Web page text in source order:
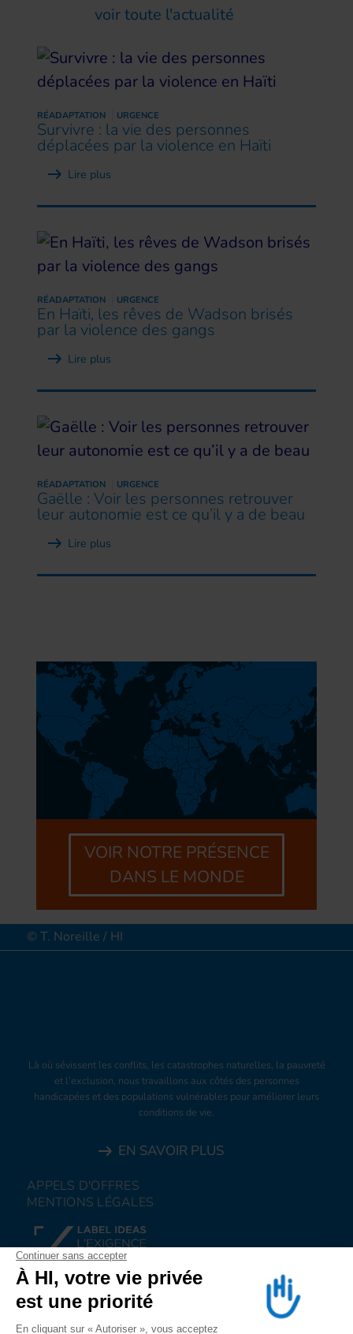
voir toute l'actualité
RÉADAPTATION URGENCE
Survivre : la vie des personnes
déplacées par la violence en Haïti
Lire plus
RÉADAPTATION URGENCE
En Haïti, les rêves de Wadson brisés
par la violence des gangs
Lire plus
RÉADAPTATION URGENCE
Gaëlle : Voir les personnes retrouver
leur autonomie est ce qu’il y a de beau
Lire plus
VOIR NOTRE PRÉSENCE
DANS LE MONDE
© T. Noreille / HI
Là où sévissent les conflits, les catastrophes naturelles, la pauvreté
et l’exclusion, nous travaillons aux côtés des personnes
handicapées et des populations vulnérables pour améliorer leurs
conditions de vie.
EN SAVOIR PLUS
APPELS D'OFFRES
MENTIONS LÉGALES
FAIRE UN DON
NOUS REJOINDRE
NOUS ALERTER